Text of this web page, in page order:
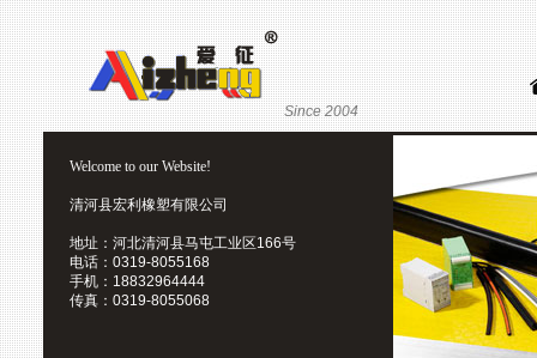
Since 2004
Welcome to our Website!
清河县宏利橡塑有限公司
地址：河北清河县马屯工业区166号
电话：0319-8055168
手机：18832964444
传真：0319-8055068